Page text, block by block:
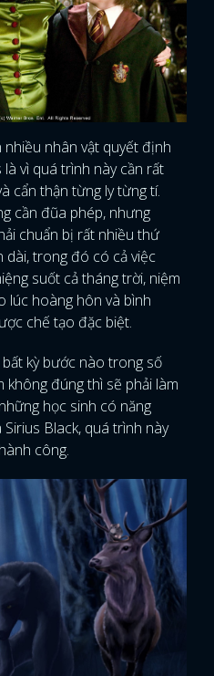
nhân vật quyết định
vì quá trình này cần rất
cẩn thận từng ly từng tí.
cần đũa phép, nhưng
chuẩn bị rất nhiều thứ
dài, trong đó có cả việc
suốt cả tháng trời, niệm
lúc hoàng hôn và bình
chế tạo đặc biệt.
kỳ bước nào trong số
đúng thì sẽ phải làm
học sinh có năng
Black, quá trình này
công.